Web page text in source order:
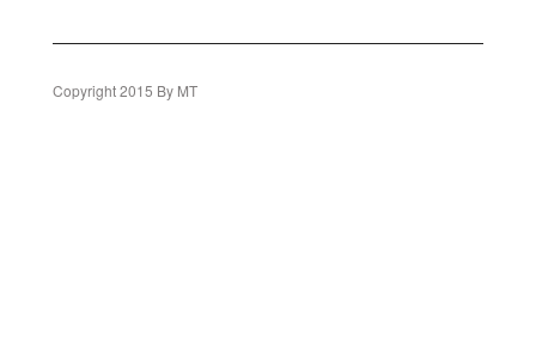
Copyright 2015 By MT